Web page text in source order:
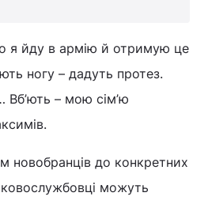
я йду в армію й отримую це
ногу – дадуть протез.
Вб’ють – мою сім’ю
новобранців до конкретних
можуть